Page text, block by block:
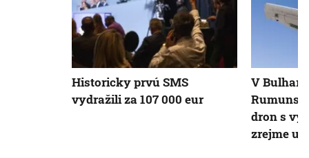
Historicky prvú SMS
vydražili za 107 000 eur
V
dron s
zrejme